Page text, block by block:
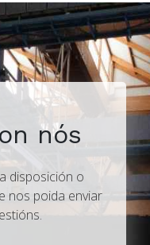
nós
disposición o
nos poida enviar